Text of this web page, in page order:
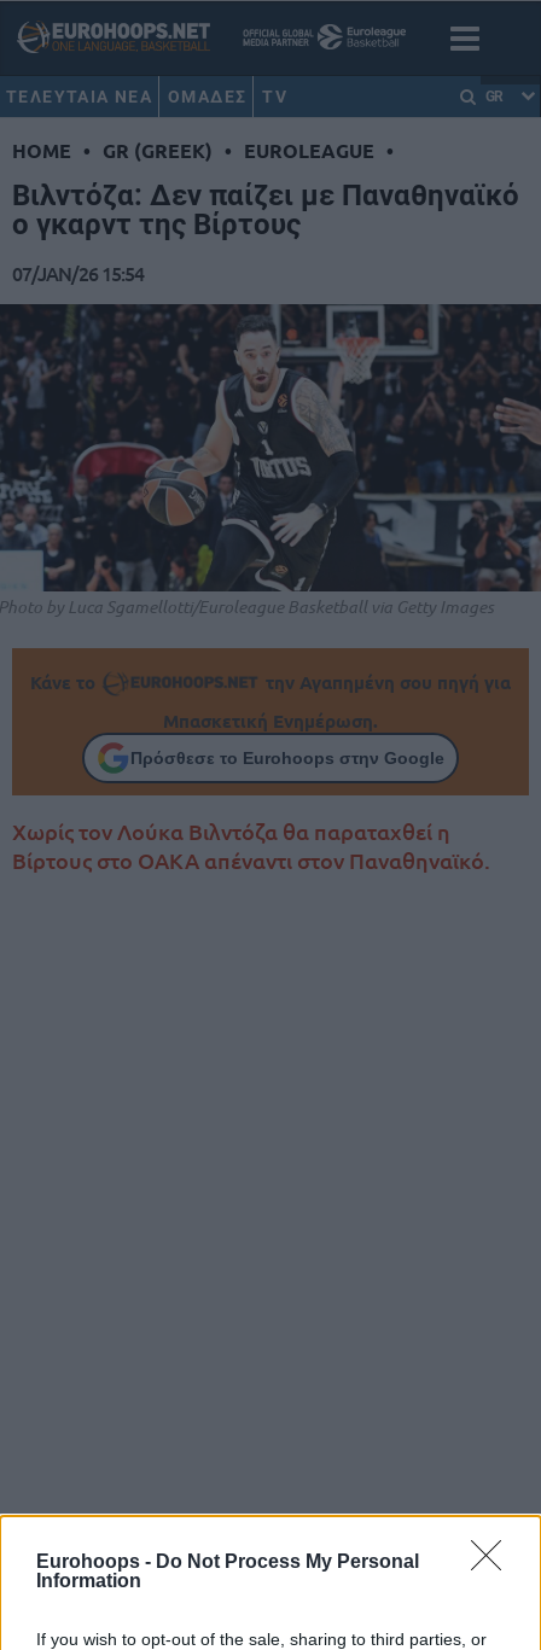
Eurohoops - Do Not Process My Personal
Information
If you wish to opt-out of the sale, sharing to third parties, or
ΤΕΛΕΥΤΑΙΑ ΝΕΑ ΟΜΑΔΕΣ TV GR
HOME • GR (GREEK) • EUROLEAGUE •
Βιλντόζα: Δεν παίζει με Παναθηναϊκό
ο γκαρντ της Βίρτους
07/JAN/26 15:54
by Luca Sgamellotti/Euroleague Basketball via Getty Images
Κάνε το
την Αγαπημένη σου πηγή για
Μπασκετική Ενημέρωση.
Πρόσθεσε το Eurohoops στην Google
Χωρίς τον Λούκα Βιλντόζα θα παραταχθεί η
Βίρτους στο ΟΑΚΑ απέναντι στον Παναθηναϊκό.